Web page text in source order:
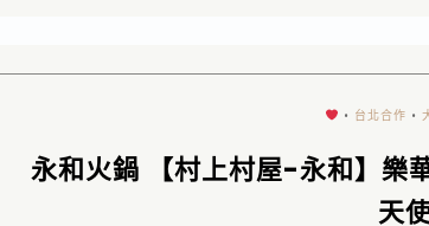
• 台北合作 •
永和火鍋 【村上村屋-永和】樂
天